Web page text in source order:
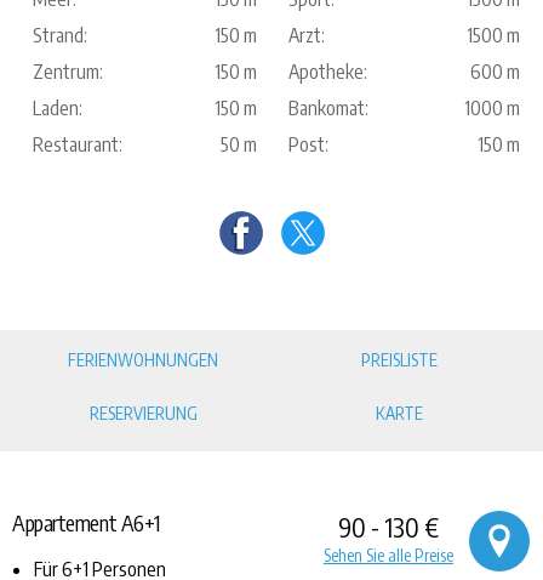
Strand:
150 m Arzt:
1500 m
Zentrum:
150 m Apotheke:
600 m
Laden:
150 m Bankomat:
1000 m
Restaurant:
50 m Post: 150 m
FERIENWOHNUNGEN PREISLISTE
RESERVIERUNG KARTE
90 - 130 €
Sehen Sie alle Preise
Appartement A6+1
Für 6+1 Personen